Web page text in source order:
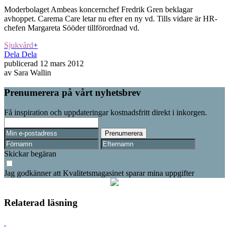
Moderbolaget Ambeas koncernchef Fredrik Gren beklagar
avhoppet. Carema Care letar nu efter en ny vd. Tills vidare är HR-
chefen Margareta Sööder tillförordnad vd.
Sjukvård+
Dela Dela
publicerad 12 mars 2012
av Sara Wallin
Prenumerera på vårt nyhetsbrev
Få inspiration och uppdateringar kostnadsfritt direkt i inkorgen.
Skickar begäran
Jag godkänner att Kvalitetsmagasinet sparar mina uppgifter
Relaterad läsning